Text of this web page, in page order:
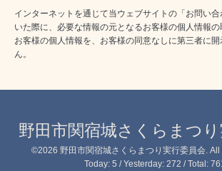
インターネットを通じて当ウェブサイトの「お問い
いた際に、必要な情報の元となるお客様の個人情報の
お客様の個人情報を、お客様の同意なしに第三者に
ん。
野田市関宿城さくらまつ
©2026 野田市関宿城さくらまつり実行委員会. All
Today: 5 / Yesterday: 272 / Total: